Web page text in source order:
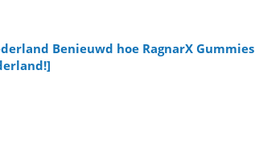
Benieuwd hoe RagnarX Gummies